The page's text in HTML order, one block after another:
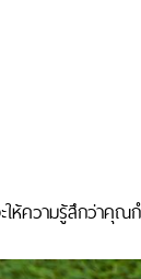
ห้ความรู้สึกว่าคุ